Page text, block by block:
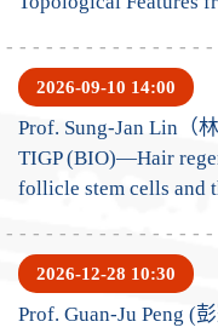
2026-09-10 14:00
Prof. Sung-Jan Lin（
TIGP (BIO)—Hair
follicle stem cells and
2026-12-28 10:30
Prof. Guan-Ju Peng (